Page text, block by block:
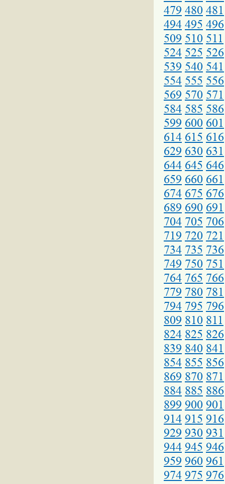
479 480 481
494 495 496
509 510 511
524 525 526
539 540 541
554 555 556
569 570 571
584 585 586
599 600 601
614 615 616
629 630 631
644 645 646
659 660 661
674 675 676
689 690 691
704 705 706
719 720 721
734 735 736
749 750 751
764 765 766
779 780 781
794 795 796
809 810 811
824 825 826
839 840 841
854 855 856
869 870 871
884 885 886
899 900 901
914 915 916
929 930 931
944 945 946
959 960 961
974 975 976